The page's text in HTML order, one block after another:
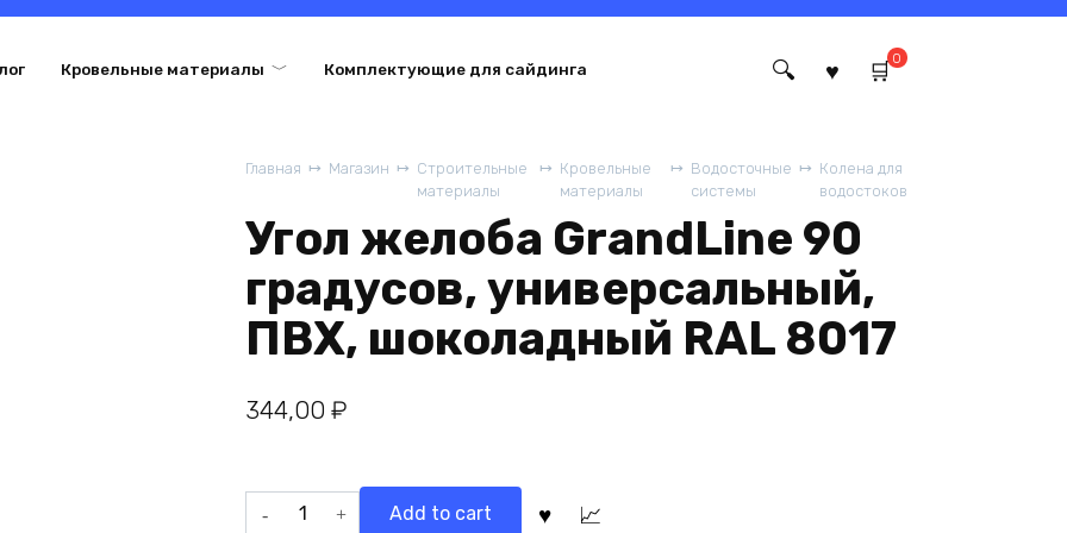
Кровельные материалы Комплектующие для сайдинга
0
Главная Магазин
Строительные
материалы
Кровельные
материалы
Водосточные
системы
Колена для
водостоков
Угол желоба GrandLine 90
градусов, универсальный,
ПВХ, шоколадный RAL 8017
344,00 ₽
Add to cart